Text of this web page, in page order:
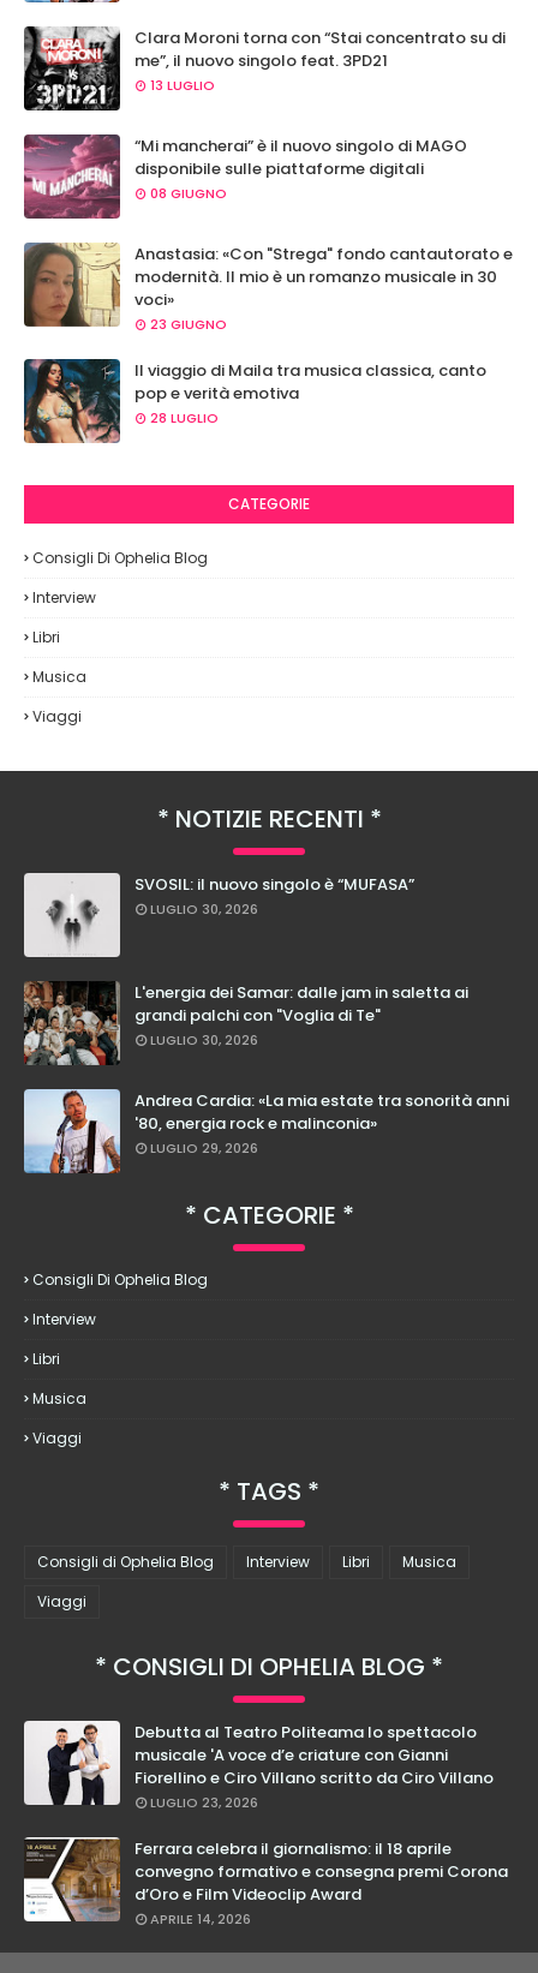
Clara Moroni torna con “Stai concentrato su di
me”, il nuovo singolo feat. 3PD21
13 LUGLIO
“Mi mancherai” è il nuovo singolo di MAGO
disponibile sulle piattaforme digitali
08 GIUGNO
Anastasia: «Con "Strega" fondo cantautorato e
modernità. Il mio è un romanzo musicale in 30
voci»
23 GIUGNO
Il viaggio di Maila tra musica classica, canto
pop e verità emotiva
28 LUGLIO
CATEGORIE
Consigli Di Ophelia Blog
Interview
Libri
Musica
Viaggi
NOTIZIE RECENTI
SVOSIL: il nuovo singolo è “MUFASA”
LUGLIO 30, 2026
L'energia dei Samar: dalle jam in saletta ai
grandi palchi con "Voglia di Te"
LUGLIO 30, 2026
Andrea Cardia: «La mia estate tra sonorità anni
'80, energia rock e malinconia»
LUGLIO 29, 2026
CATEGORIE
Consigli Di Ophelia Blog
Interview
Libri
Musica
Viaggi
TAGS
Consigli di Ophelia Blog Interview Libri
Musica
Viaggi
CONSIGLI DI OPHELIA BLOG
Debutta al Teatro Politeama lo spettacolo
musicale 'A voce d’e criature con Gianni
Fiorellino e Ciro Villano scritto da Ciro Villano
LUGLIO 23, 2026
Ferrara celebra il giornalismo: il 18 aprile
convegno formativo e consegna premi Corona
d’Oro e Film Videoclip Award
APRILE 14, 2026